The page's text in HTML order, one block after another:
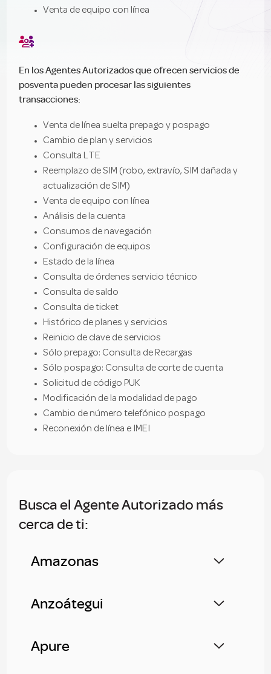
Venta de equipo con línea

En los Agentes Autorizados que ofrecen servicios de
posventa pueden procesar las siguientes
transacciones:
Venta de línea suelta prepago y pospago
Cambio de plan y servicios
Consulta LTE
Reemplazo de SIM (robo, extravío, SIM dañada y
actualización de SIM)
Venta de equipo con línea
Análisis de la cuenta
Consumos de navegación
Configuración de equipos
Estado de la línea
Consulta de órdenes servicio técnico
Consulta de saldo
Consulta de ticket
Histórico de planes y servicios
Reinicio de clave de servicios
Sólo prepago: Consulta de Recargas
Sólo pospago: Consulta de corte de cuenta
Solicitud de código PUK
Modificación de la modalidad de pago
Cambio de número telefónico pospago
Reconexión de línea e IMEI
​Busca el Agente Autorizado más
cerca de ti:​
Amazonas
Anzoátegui
Apure